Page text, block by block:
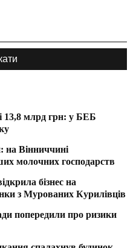
13,8 млрд грн: у БЕБ
на Вінниччині
молочних господарств
бізнес на
з Мурованих Курилівців
попередили про ризики